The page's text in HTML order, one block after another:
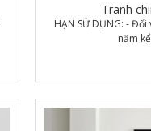
Tranh
HẠN SỬ DỤNG: -
năm